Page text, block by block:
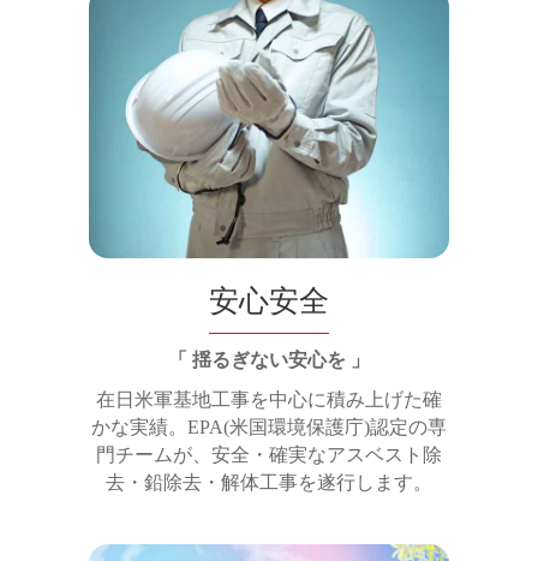
安心安全
「 揺るぎない安心を 」
在日米軍基地工事を中心に積み上げた確
かな実績。EPA(米国環境保護庁)認定の専
門チームが、安全・確実なアスベスト除
去・鉛除去・解体工事を遂行します。